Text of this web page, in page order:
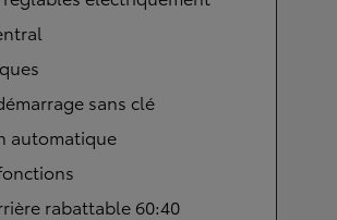
sans clé
automatique
rabattable 60:40